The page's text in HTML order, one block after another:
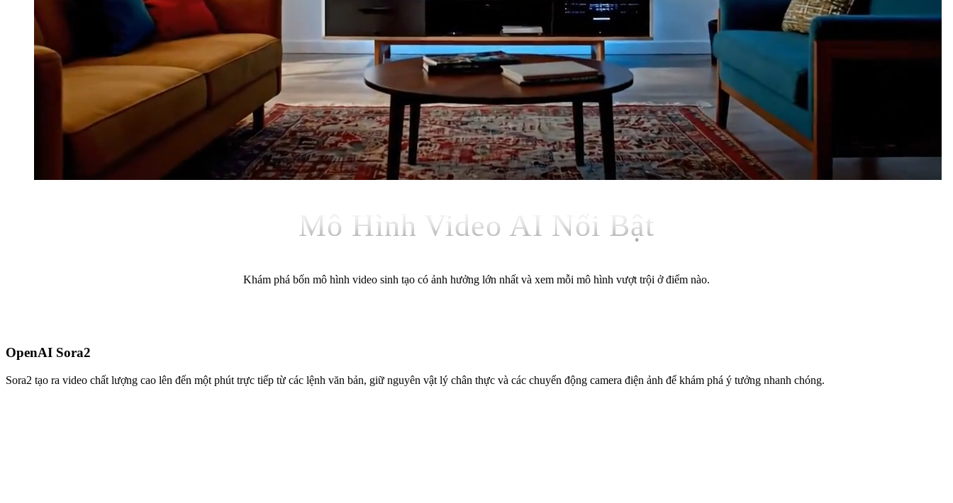
Mô Hình Video AI Nổi Bật
Khám phá bốn mô hình video sinh tạo có ảnh hưởng lớn nhất và xem mỗi mô hình vượt trội ở điểm nào.
OpenAI Sora2
Sora2 tạo ra video chất lượng cao lên đến một phút trực tiếp từ các lệnh văn bản, giữ nguyên vật lý chân thực và các chuyển động camera điện ảnh để khám phá ý tưởng nhanh chóng.